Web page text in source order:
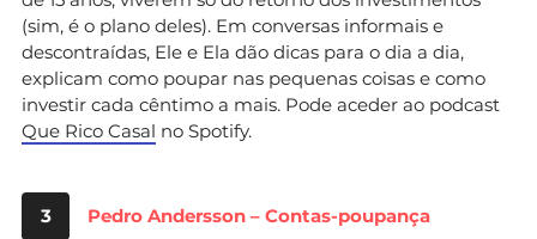
(sim, é o plano deles). Em conversas informais e
descontraídas, Ele e Ela dão dicas para o dia a dia,
explicam como poupar nas pequenas coisas e como
investir cada cêntimo a mais. Pode aceder ao podcast
Que Rico Casal no Spotify.
3 Pedro Andersson – Contas-poupança